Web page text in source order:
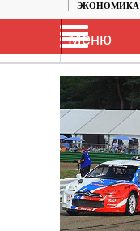
ЭКОНОМИКА
Меню